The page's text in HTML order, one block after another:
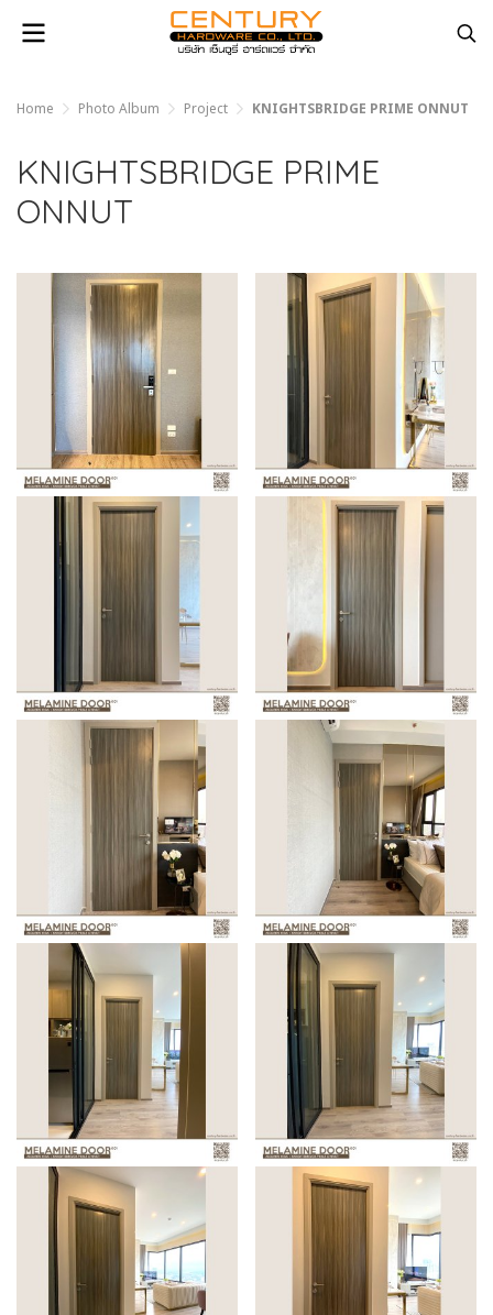
Home Photo Album Project KNIGHTSBRIDGE PRIME ONNUT
KNIGHTSBRIDGE PRIME
ONNUT